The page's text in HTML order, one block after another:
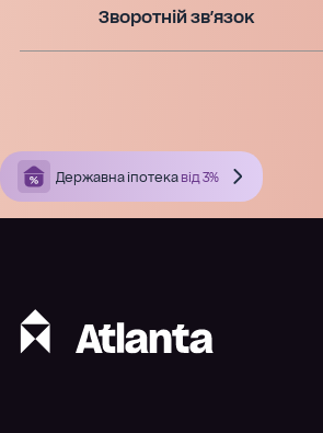
Зворотній зв'язок
Державна іпотека від 3%